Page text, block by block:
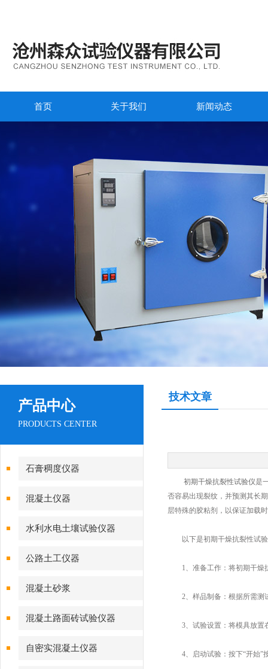
首页 关于我们 新闻动态
产品中心
PRODUCTS CENTER
石膏稠度仪器
混凝土仪器
水利水电土壤试验仪器
公路土工仪器
混凝土砂浆
混凝土路面砖试验仪器
自密实混凝土仪器
技术文章
初期干燥抗裂性试验仪是
否容易出现裂纹，并预测其长
层特殊的胶粘剂，以保证加载
以下是初期干燥抗裂性试验
1、准备工作：将初期干燥抗
2、样品制备：根据所需测试
3、试验设置：将模具放置在
4、启动试验：按下“开始”按